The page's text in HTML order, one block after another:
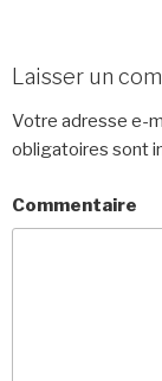
Laisser un
Votre adresse e-
obligatoires sont
Commentaire